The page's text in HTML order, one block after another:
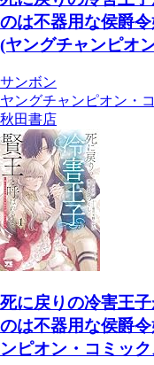
のは不器用な侯爵
(ヤングチャンピオ
サンボン
ヤングチャンピオン・
秋田書店
死に戻りの冷害王
のは不器用な侯爵
ンピオン・コミッ